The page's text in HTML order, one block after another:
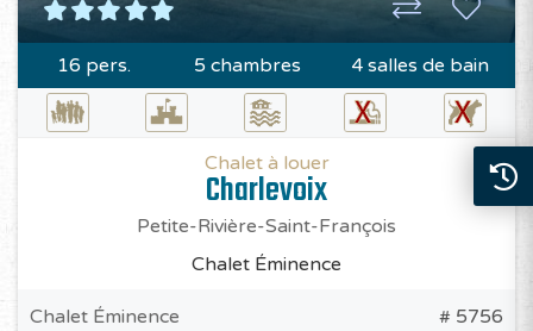
16 pers. 5 chambres 4 salles de bain
Chalet à louer
Charlevoix
Petite-Rivière-Saint-François
Chalet Éminence
Chalet Éminence # 5756